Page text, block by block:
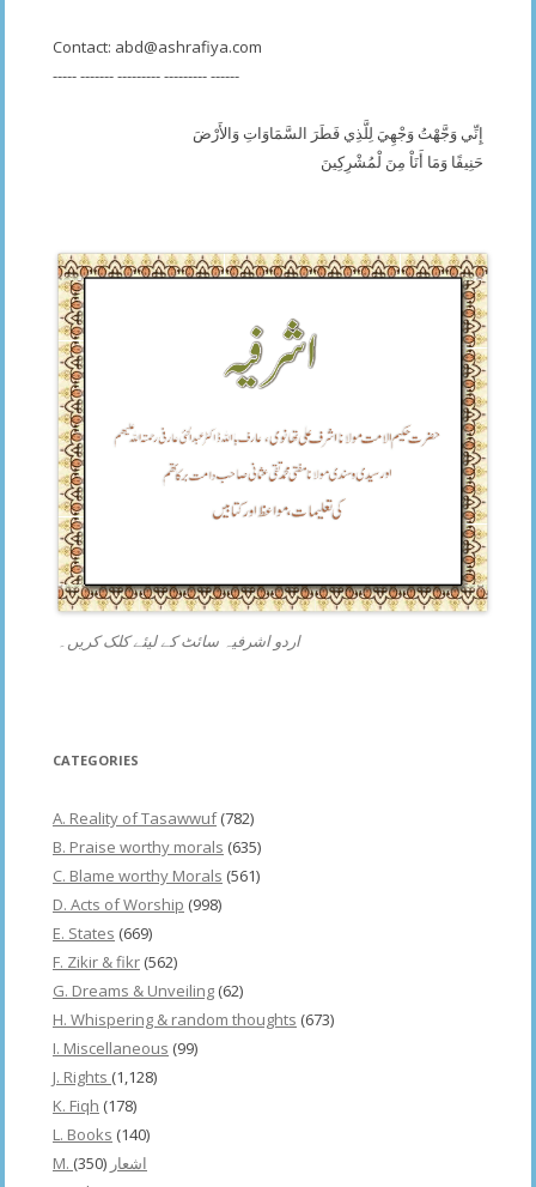
Contact: abd@ashrafiya.com
----- ------- --------- --------- ------
إِنِّي وَجَّهْتُ وَجْهِيَ لِلَّذِي فَطَرَ السَّمَاوَاتِ وَالأَرْضَ
حَنِيفًا وَمَا أَنَاْ مِنَ لْمُشْرِكِينَ
اردو اشرفیہ سائٹ کے لیئے کلک کریں۔
CATEGORIES
A. Reality of Tasawwuf(782)
B. Praise worthy morals (635)
C. Blame worthy Morals (561)
D. Acts of Worship (998)
E. States (669)
F. Zikir & fikr (562)
G. Dreams & Unveiling (62)
H. Whispering & random thoughts (673)
I. Miscellaneous (99)
J. Rights (1,128)
K. Fiqh (178)
L. Books (140)
M. اشعار (350)